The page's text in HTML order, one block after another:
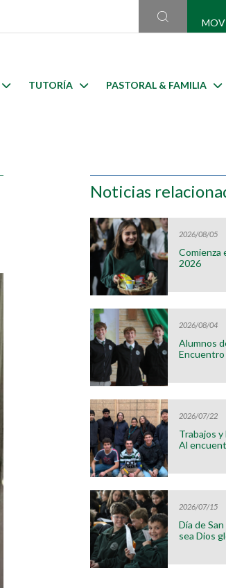
TUTORÍA PASTORAL & FAMILIA
Noticias
2026/08/05
Comienza
2026
2026/08/04
Alumnos
2026/07/22
Trabajos
Al
2026/07/15
Día de
sea Dios